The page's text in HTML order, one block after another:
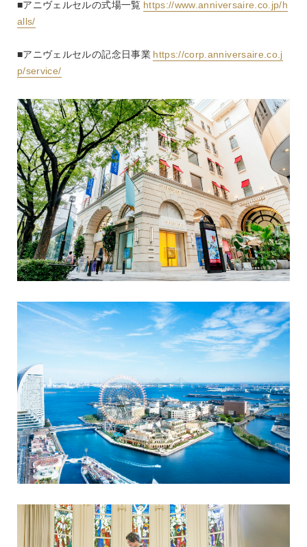
■アニヴェルセルの式場一覧 https://www.anniversaire.co.jp/h
alls/
■アニヴェルセルの記念日事業 https://corp.anniversaire.co.j
p/service/